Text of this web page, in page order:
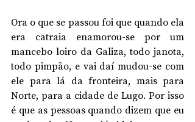
Ora o que se passou foi que quando ela
era catraia enamorou-se por um
mancebo loiro da Galiza, todo janota,
todo pimpão, e vai daí mudou-se com
ele para lá da fronteira, mais para
Norte, para a cidade de Lugo. Por isso
é que as pessoas quando dizem que eu